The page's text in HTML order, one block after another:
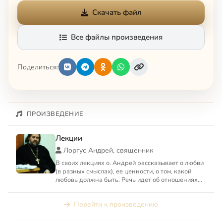
Скачать файл
Все файлы произведения
Поделиться:
ПРОИЗВЕДЕНИЕ
Лекции
Лоргус Андрей, священник
В своих лекциях о. Андрей рассказывает о любви
(в разных смыслах), ее ценности, о том, какой
любовь должна быть. Речь идет об отношениях
Перейти к произведению